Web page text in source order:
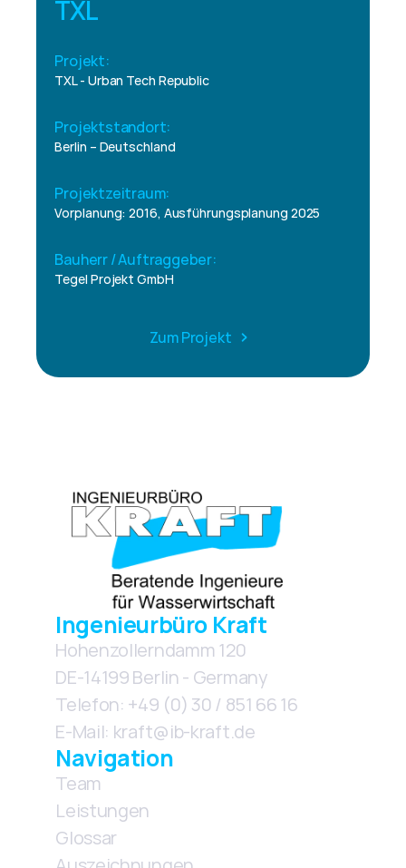
TXL
Projekt:
TXL - Urban Tech Republic
Projektstandort:
Berlin – Deutschland
Projektzeitraum:
Vorplanung: 2016, Ausführungsplanung 2025
Bauherr / Auftraggeber:
Tegel Projekt GmbH
Zum Projekt
Ingenieurbüro Kraft
Hohenzollerndamm 120
DE-14199 Berlin - Germany
Telefon: +49 (0) 30 / 851 66 16
E-Mail: kraft@ib-kraft.de
Navigation
Team
Leistungen
Glossar